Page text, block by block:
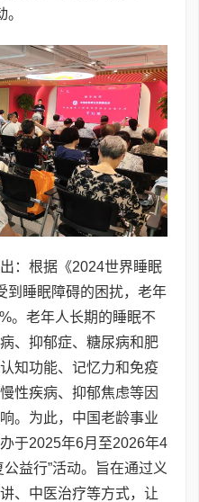
：根据《2024世界睡眠
到睡眠障碍的困扰，老年
。老年人长期的睡眠不
、抑郁症、糖尿病和肥
知功能、记忆力和免疫
性疾病、抑郁焦虑等因
。为此，中国老龄事业
于2025年6月至2026年4
益行”活动。旨在通过义
、中医治疗等方式，让